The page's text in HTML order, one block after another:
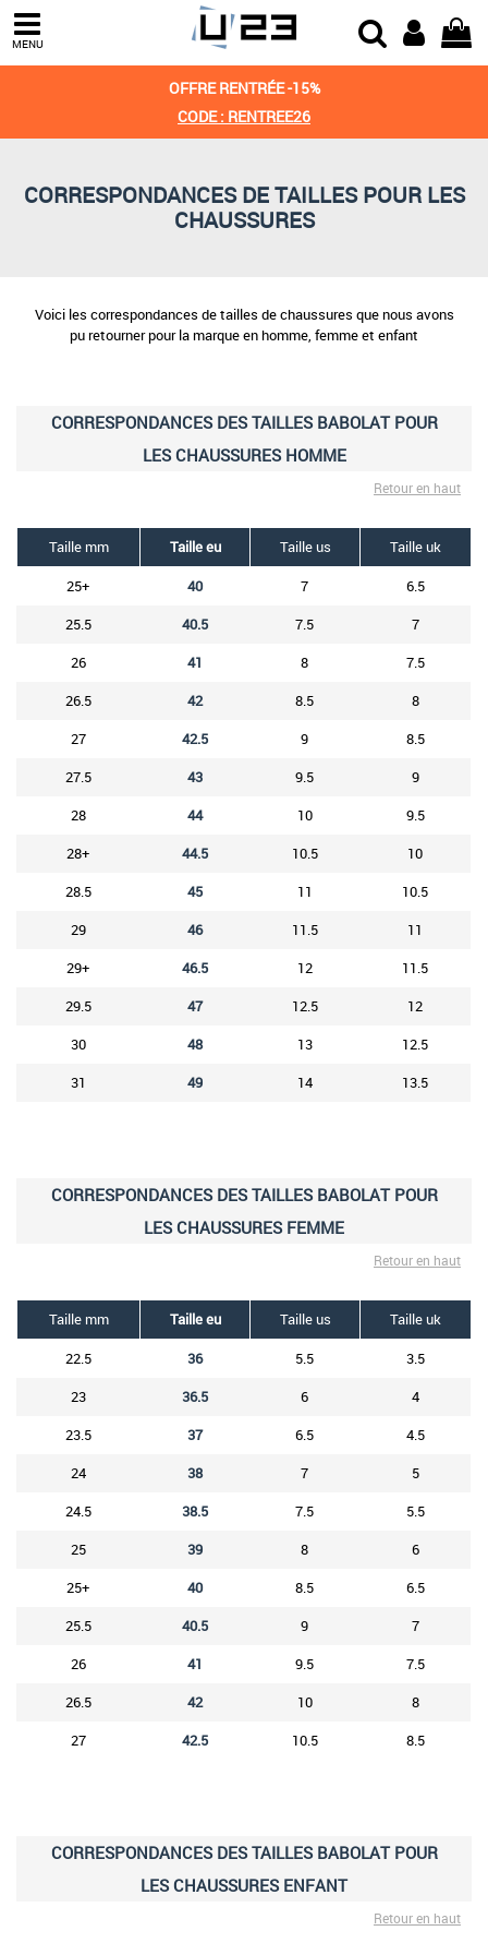
MENU
OFFRE RENTRÉE -15%
CODE : RENTREE26
CORRESPONDANCES DE TAILLES POUR LES
CHAUSSURES
Voici les correspondances de tailles de chaussures que nous avons
pu retourner pour la marque en homme, femme et enfant
CORRESPONDANCES DES TAILLES BABOLAT POUR
LES CHAUSSURES HOMME
Retour en haut
Taille mm Taille eu Taille us
Taille uk
25+
40 7
6.5
25.5
40.5 7.5
7
26
41 8
7.5
26.5
42 8.5
8
27
42.5 9
8.5
27.5
43 9.5
9
28
44 10
9.5
28+
44.5 10.5
10
28.5
45 11
10.5
29
46 11.5
11
29+
46.5 12
11.5
29.5
47 12.5
12
30
48 13
12.5
31
49 14 13.5
CORRESPONDANCES DES TAILLES BABOLAT POUR
LES CHAUSSURES FEMME
Retour en haut
Taille mm Taille eu Taille us
Taille uk
22.5
36 5.5
3.5
23
36.5 6
4
23.5
37 6.5
4.5
24
38 7
5
24.5
38.5 7.5
5.5
25
39 8
6
25+
40 8.5
6.5
25.5
40.5 9
7
26
41 9.5
7.5
26.5
42 10
8
27
42.5 10.5 8.5
CORRESPONDANCES DES TAILLES BABOLAT POUR
LES CHAUSSURES ENFANT
Retour en haut